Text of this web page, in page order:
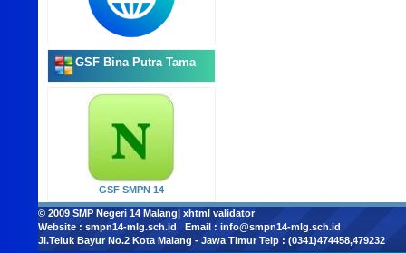
GSF Bina Putra Tama
GSF SMPN 14
© 2009 SMP Negeri 14 Malang xhtml validator
Website : smpn14-mlg.sch.id Email : info@smpn14-mlg.sch.id
Jl.Teluk Bayur No.2 Kota Malang - Jawa Timur Telp : (0341)474458,479232